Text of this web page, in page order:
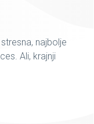
najbolje
Ali, krajnji